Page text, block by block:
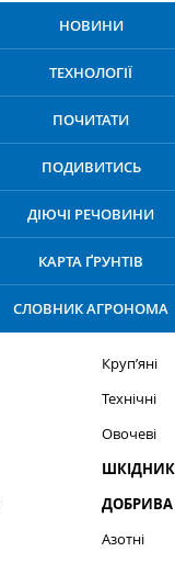
НОВИНИ
ТЕХНОЛОГІЇ
ПОЧИТАТИ
ПОДИВИТИСЬ
ДІЮЧІ РЕЧОВИНИ
КАРТА ҐРУНТІВ
СЛОВНИК АГРОНОМА
Круп’яні
Технічні
Овочеві
ДОБРИВА
Азотні